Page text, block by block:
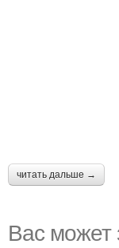
читать дальше →
Вас может